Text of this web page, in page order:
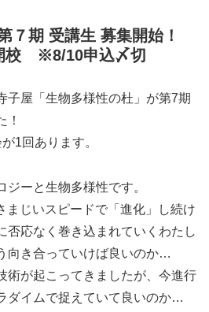
７期 受講生 募集開始！
校 ※8/10申込〆切
子屋「生物多様性の杜」が第7期
！
1回あります。
ーと生物多様性です。
まじいスピードで「進化」し続け
否応なく巻き込まれていくわたし
向き合っていけば良いのか…
術が起こってきましたが、今進行
ダイムで捉えていて良いのか…